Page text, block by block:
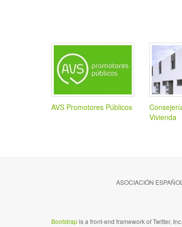
AVS Promotores Públicos
Vivienda
ASOCIACIÓN
Bootstrapis a front-end framework of Twitter,